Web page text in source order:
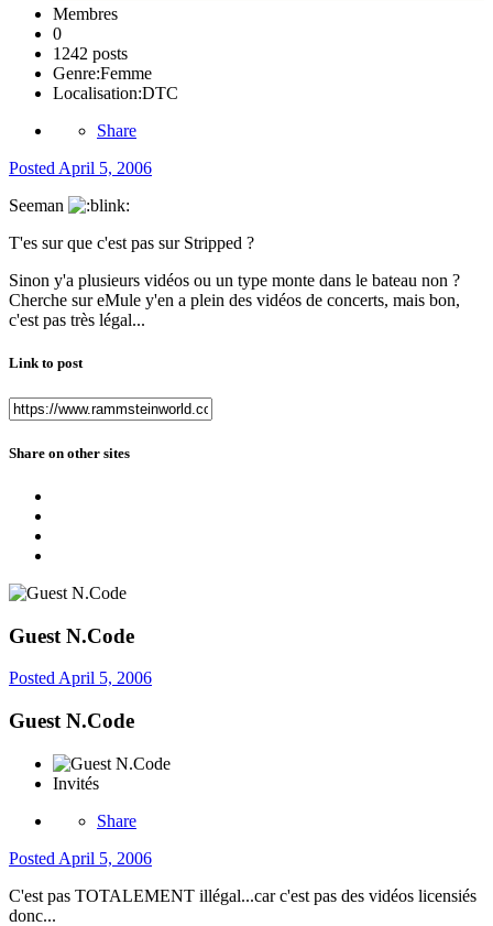
Membres
0
1242 posts
Genre:Femme
Localisation:DTC
Share
Posted April 5, 2006
Seeman
T'es sur que c'est pas sur Stripped ?
Sinon y'a plusieurs vidéos ou un type monte dans le bateau non ?
Cherche sur eMule y'en a plein des vidéos de concerts, mais bon,
c'est pas très légal...
Link to post
Share on other sites
Guest N.Code
PostedApril 5, 2006
Guest N.Code
Invités
Share
Posted April 5, 2006
C'est pas TOTALEMENT illégal...car c'est pas des vidéos licensiés
donc...